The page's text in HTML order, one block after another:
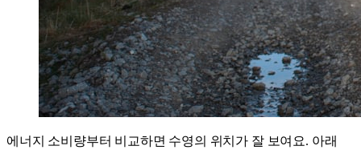
에너지 소비량부터 비교하면 수영의 위치가 잘 보여요. 아래